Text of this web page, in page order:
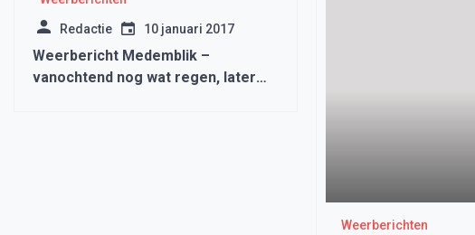
Redactie 10 januari 2017
Weerbericht Medemblik –
vanochtend nog wat regen, later
Weerberichten